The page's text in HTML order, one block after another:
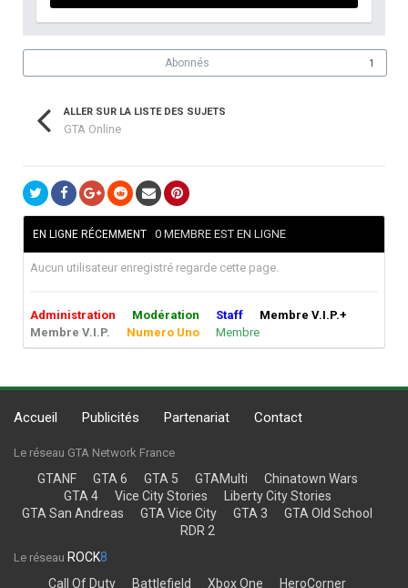
Abonnés 1
ALLER SUR LA LISTE DES SUJETS
GTA Online
EN LIGNE RÉCEMMENT 0 MEMBRE EST EN LIGNE
Aucun utilisateur enregistré regarde cette page.
Administration Modération Staff
Membre V.I.P.+
Membre V.I.P.
Numero Uno Membre
Accueil Publicités Partenariat Contact
Le réseau GTA Network France
GTANF GTA 6 GTA 5 GTAMulti
Chinatown Wars
GTA 4
Vice City Stories
Liberty City Stories
GTA San Andreas
GTA Vice City GTA 3
GTA Old School
RDR 2
Le réseau ROCK8
Call Of Duty
Battlefield Xbox One HeroCorner